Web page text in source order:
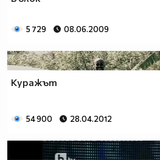
5 729 08.06.2009
Куражът
54 900 28.04.2012